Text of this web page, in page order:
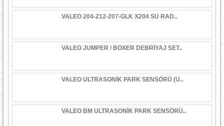
VALEO 204-212-207-GLK X204 SU RAD..
VALEO JUMPER / BOXER DEBRİYAJ SET..
VALEO ULTRASONİK PARK SENSÖRÜ (U..
VALEO BM ULTRASONİK PARK SENSÖRÜ..